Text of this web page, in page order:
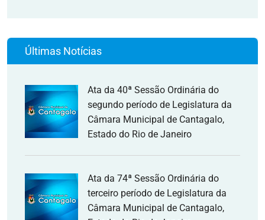
Últimas Notícias
Ata da 40ª Sessão Ordinária do
segundo período de Legislatura da
Câmara Municipal de Cantagalo,
Estado do Rio de Janeiro
Ata da 74ª Sessão Ordinária do
terceiro período de Legislatura da
Câmara Municipal de Cantagalo,